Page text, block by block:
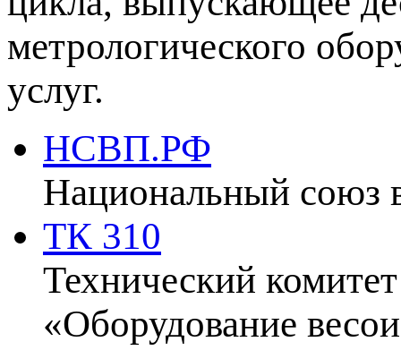
метрологического
услуг.
НСВП.РФ
Национальный союз
ТК 310
Технический
«Оборудование